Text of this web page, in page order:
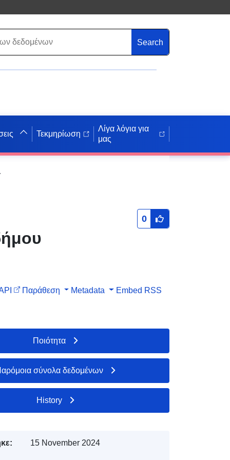
Search
Τεκμηρίωση
Λίγα λόγια για
μας
0
Παράθεση Metadata Embed RSS
Ποιότητα
σύνολα δεδομένων
History
15 November 2024